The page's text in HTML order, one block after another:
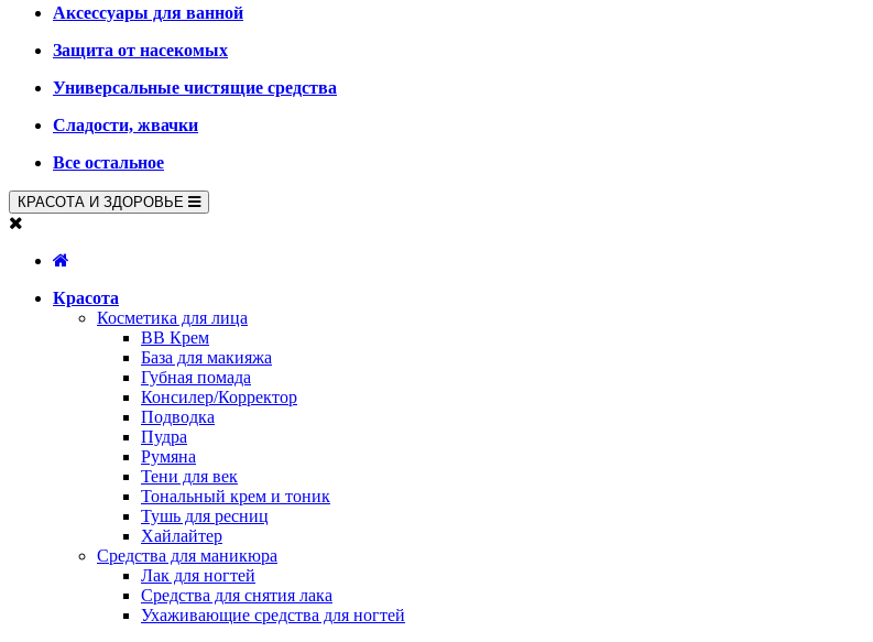
Аксессуары для ванной
Защита от насекомых
Универсальные чистящие средства
Сладости, жвачки
Все остальное
КРАСОТА И ЗДОРОВЬЕ
Красота
Косметика для лица
BB Крем
База для макияжа
Губная помада
Консилер/Корректор
Подводка
Пудра
Румяна
Тени для век
Тональный крем и тоник
Тушь для ресниц
Хайлайтер
Средства для маникюра
Лак для ногтей
Средства для снятия лака
Ухаживающие средства для ногтей